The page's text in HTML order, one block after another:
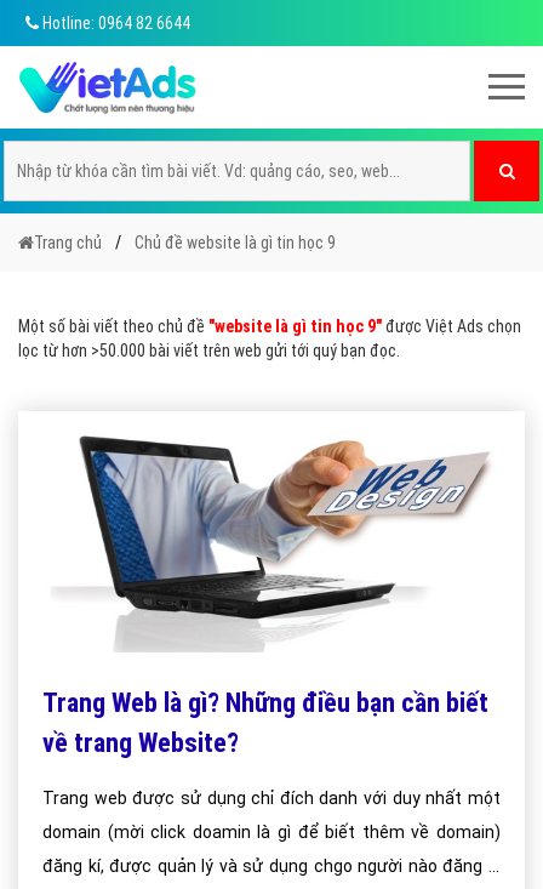
Hotline: 0964 82 6644
Trang chủ Chủ đề website là gì tin học 9
Một số bài viết theo chủ đề "website là gì tin học 9"được Việt Ads chọn
lọc từ hơn >50.000 bài viết trên web gửi tới quý bạn đọc.
Trang Web là gì? Những điều bạn cần biết
về trang Website?
Trang web được sử dụng chỉ đích danh với duy nhất một
domain (mời click doamin là gì để biết thêm về domain)
đăng kí, được quản lý và sử dụng chgo người nào đăng kí